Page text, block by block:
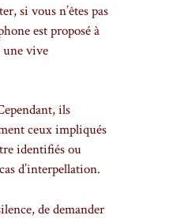
si vous n’êtes pas
est proposé à
une vive
ils
ceux impliqués
identifiés ou
d’interpellation.
de demander